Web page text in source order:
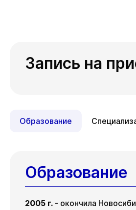
Запись на
Образование
Образование
2005 г. - окончила